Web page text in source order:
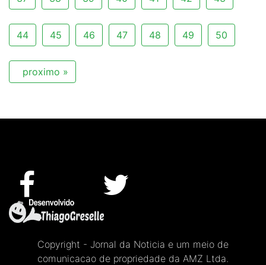
44 45 46 47 48 49 50
proximo »
Copyright - Jornal da Noticia e um meio de
comunicacao de propriedade da AMZ Ltda.